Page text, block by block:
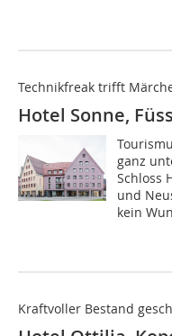
Technikfreak trifft
Hotel Sonne,
ganz
Schloss
und
kein
Kraftvoller Bestand